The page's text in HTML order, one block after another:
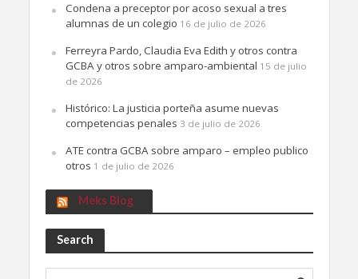
Condena a preceptor por acoso sexual a tres
alumnas de un colegio 16 de julio de 2026
Ferreyra Pardo, Claudia Eva Edith y otros contra
GCBA y otros sobre amparo-ambiental 15 de julio
de 2026
Histórico: La justicia porteña asume nuevas
competencias penales 3 de julio de 2026
ATE contra GCBA sobre amparo – empleo publico
otros 1 de julio de 2026
Meks Blog
Search